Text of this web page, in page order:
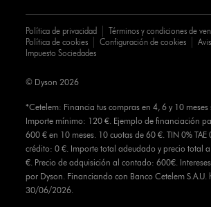
Política de privacidad
Términos y condiciones de
Política de cookies
Configuración de cookies
Impuesto Sociedades
*Cetelem: Financia tus compras en 4, 6 y 10 meses
Importe mínimo: 120 €. Ejemplo de financiación
600 € en 10 meses. 10 cuotas de 60 €. TIN 0% TAE
crédito: 0 €. Importe total adeudado y precio total
€. Precio de adquisición al contado: 600€.
por Dyson. Financiando con Banco Cetelem S.A.U.
30/06/2026.
© Dyson 2026